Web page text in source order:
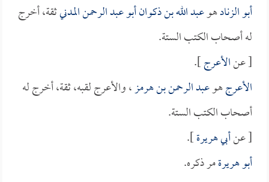
أبو الزنادهوعبد الله بن ذكوان أبو عبد الرحمن المدنيثقة، أخرج
له أصحاب الكتب الستة.
[ عنالأعرج].
الأعرجهوعبد الرحمن بن هرمز، والأعرج لقبه، ثقة، أخرج له
أصحاب الكتب الستة.
[ عنأبي هريرة].
أبو هريرةمر ذكره.